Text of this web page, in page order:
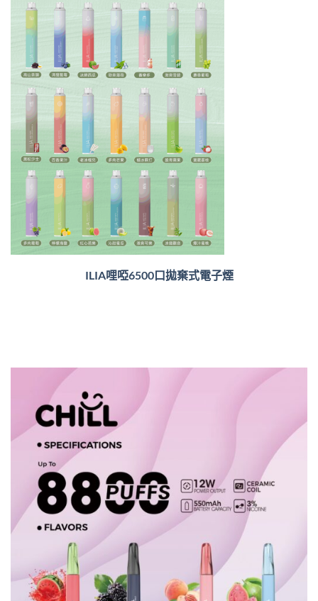
ILIA哩啞6500口拋棄式電子煙